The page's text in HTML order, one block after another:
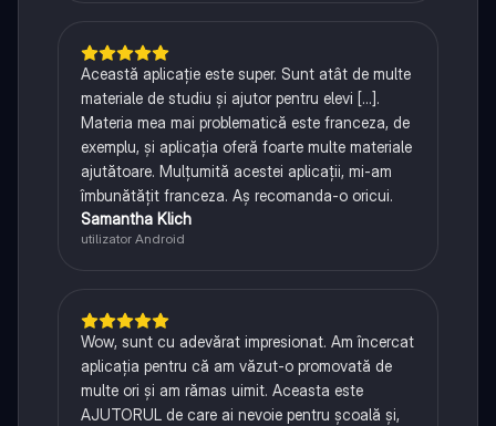
Această aplicație este super. Sunt atât de multe
materiale de studiu și ajutor pentru elevi [...].
Materia mea mai problematică este franceza, de
exemplu, și aplicația oferă foarte multe materiale
ajutătoare. Mulțumită acestei aplicații, mi-am
îmbunătățit franceza. Aș recomanda-o oricui.
Samantha Klich
utilizator Android
Wow, sunt cu adevărat impresionat. Am încercat
aplicația pentru că am văzut-o promovată de
multe ori și am rămas uimit. Aceasta este
AJUTORUL de care ai nevoie pentru școală și,